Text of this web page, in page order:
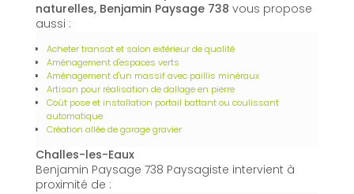
naturelles, Benjamin Paysage 738 vous propose
aussi :
Acheter transat et salon extérieur de qualité
Aménagement d'espaces verts
Aménagement d'un massif avec paillis minéraux
Artisan pour réalisation de dallage en pierre
Coût pose et installation portail battant ou coulissant
automatique
Création allée de garage gravier
Challes-les-Eaux
Benjamin Paysage 738 Paysagiste intervient à
proximité de :